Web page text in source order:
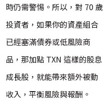
時仍需警惕。所以，對 70 歲
投資者，如果你的資產組合
已經塞滿債券或低風險商
品，那加點 TXN 這樣的股息
成長股，就能帶來額外被動
收入，平衡風險與報酬。